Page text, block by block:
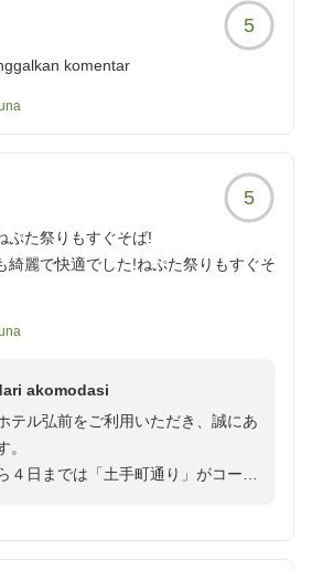
5
komentar
5
ぷた祭りもすぐそば!
綺麗で快適でした!ねぷた祭りもすぐそ
らから
akomodasi
テル弘前をご利用いただき、誠にあ
。
４日までは「土手町通り」がコース